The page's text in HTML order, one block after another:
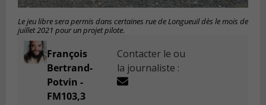
Le jeu libre sera permis dans certaines rue de Longueuil dès le mois de
juillet 2021 pour un projet pilote.
François
Bertrand-
Potvin -
FM103,3
Contacter le ou
la journaliste :